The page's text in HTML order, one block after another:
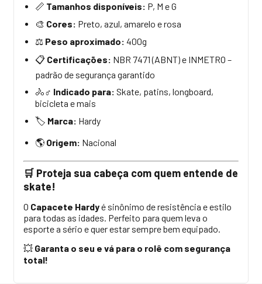
📏 Tamanhos disponíveis: P, M e G
🎨 Cores: Preto, azul, amarelo e rosa
⚖️ Peso aproximado: 400g
📋 Certificações: NBR 7471 (ABNT) e INMETRO –
padrão de segurança garantido
🚴‍♂️ Indicado para: Skate, patins, longboard,
bicicleta e mais
🏷 Marca: Hardy
🌎 Origem: Nacional
🛒 Proteja sua cabeça com quem entende de
skate!
O Capacete Hardyé sinônimo de resistência e estilo
para todas as idades. Perfeito para quem leva o
esporte a sério e quer estar sempre bem equipado.
💥 Garanta o seu e vá para o rolê com segurança
total!